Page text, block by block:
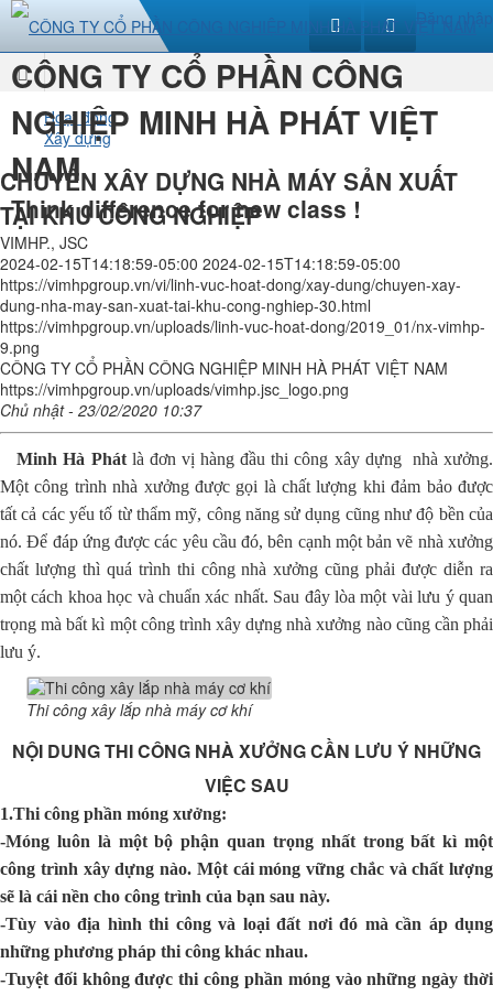
CÔNG TY CỔ PHẦN CÔNG
NGHIỆP MINH HÀ PHÁT VIỆT
NAM
Think difference for new class !
Đăng nhập
TrangHoạt động
Xây dựng
CHUYÊN XÂY DỰNG NHÀ MÁY SẢN XUẤT
TẠI KHU CÔNG NGHIỆP
VIMHP., JSC
2024-02-15T14:18:59-05:00 2024-02-15T14:18:59-05:00
https://vimhpgroup.vn/vi/linh-vuc-hoat-dong/xay-dung/chuyen-xay-
dung-nha-may-san-xuat-tai-khu-cong-nghiep-30.html
https://vimhpgroup.vn/uploads/linh-vuc-hoat-dong/2019_01/nx-vimhp-
9.png
CÔNG TY CỔ PHẦN CÔNG NGHIỆP MINH HÀ PHÁT VIỆT NAM
https://vimhpgroup.vn/uploads/vimhp.jsc_logo.png
Chủ nhật - 23/02/2020 10:37
Minh Hà Phátlà đơn vị hàng đầu thi công xây dựng nhà xưởng.
Một công trình nhà xưởng được gọi là chất lượng khi đảm bảo được
tất cả các yếu tố từ thẩm mỹ, công năng sử dụng cũng như độ bền của
nó. Để đáp ứng được các yêu cầu đó, bên cạnh một bản vẽ nhà xưởng
chất lượng thì quá trình thi công nhà xưởng cũng phải được diễn ra
một cách khoa học và chuẩn xác nhất. Sau đây lòa một vài lưu ý quan
trọng mà bất kì một công trình xây dựng nhà xưởng nào cũng cần phải
lưu ý.
Thi công xây lắp nhà máy cơ khí
NỘI DUNG THI CÔNG NHÀ XƯỞNG CẦN LƯU Ý NHỮNG
VIỆC SAU
1.Thi công phần móng xưởng:
-Móng luôn là một bộ phận quan trọng nhất trong bất kì một
công trình xây dựng nào. Một cái móng vững chắc và chất lượng
sẽ là cái nền cho công trình của bạn sau này.
-Tùy vào địa hình thi công và loại đất nơi đó mà cần áp dụng
những phương pháp thi công khác nhau.
-Tuyệt đối không được thi công phần móng vào những ngày thời